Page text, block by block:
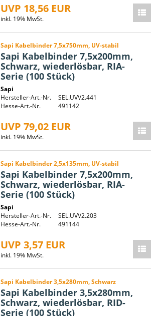
UVP 18,56 EUR
inkl. 19% MwSt.
Sapi Kabelbinder 7,5x750mm, UV-stabil
Sapi Kabelbinder 7,5x200mm,
Schwarz, wiederlösbar, RIA-
Serie (100 Stück)
Sapi
Hersteller-Art.-Nr.
SEL.UVV2.441
Hesse-Art.-Nr.
491142
UVP 79,02 EUR
inkl. 19% MwSt.
Sapi Kabelbinder 2,5x135mm, UV-stabil
Sapi Kabelbinder 7,5x200mm,
Schwarz, wiederlösbar, RIA-
Serie (100 Stück)
Sapi
Hersteller-Art.-Nr.
SEL.UVV2.203
Hesse-Art.-Nr.
491144
UVP 3,57 EUR
inkl. 19% MwSt.
Sapi Kabelbinder 3,5x280mm, Schwarz
Sapi Kabelbinder 3,5x280mm,
Schwarz, wiederlösbar, RID-
Serie (100 Stück)